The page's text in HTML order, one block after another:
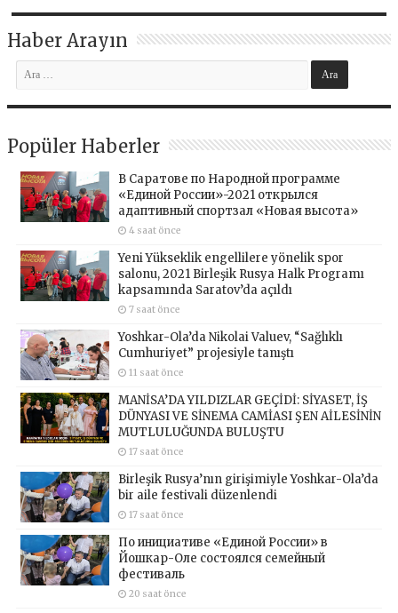
Haber Arayın
Popüler Haberler
В Саратове по Народной программе
«Единой России»-2021 открылся
адаптивный спортзал «Новая высота»
4 saat önce
Yeni Yükseklik engellilere yönelik spor
salonu, 2021 Birleşik Rusya Halk Programı
kapsamında Saratov’da açıldı
7 saat önce
Yoshkar-Ola’da Nikolai Valuev, “Sağlıklı
Cumhuriyet” projesiyle tanıştı
11 saat önce
MANİSA’DA YILDIZLAR GEÇİDİ: SİYASET, İŞ
DÜNYASI VE SİNEMA CAMİASI ŞEN AİLESİNİN
MUTLULUĞUNDA BULUŞTU
17 saat önce
Birleşik Rusya’nın girişimiyle Yoshkar-Ola’da
bir aile festivali düzenlendi
17 saat önce
По инициативе «Единой России» в
Йошкар-Оле состоялся семейный
фестиваль
20 saat önce